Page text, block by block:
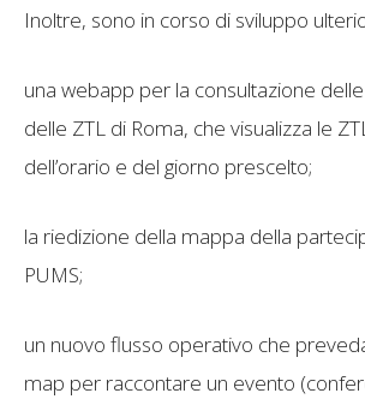
Inoltre, sono in corso di sviluppo
una webapp per la consultazione
delle ZTL di Roma, che visualizza le
dell’orario e del giorno prescelto;
la riedizione della mappa della
PUMS;
un nuovo flusso operativo che
map per raccontare un evento